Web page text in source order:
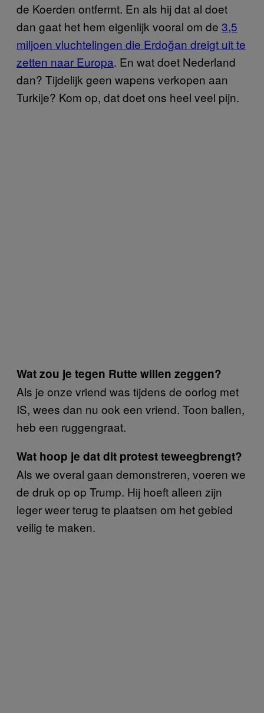
de Koerden ontfermt. En als hij dat al doet
dan gaat het hem eigenlijk vooral om de 3,5
miljoen vluchtelingen die Erdoğan dreigt uit te
zetten naar Europa. En wat doet Nederland
dan? Tijdelijk geen wapens verkopen aan
Turkije? Kom op, dat doet ons heel veel pijn.
Wat zou je tegen Rutte willen zeggen?
Als je onze vriend was tijdens de oorlog met
IS, wees dan nu ook een vriend. Toon ballen,
heb een ruggengraat.
Wat hoop je dat dit protest teweegbrengt?
Als we overal gaan demonstreren, voeren we
de druk op op Trump. Hij hoeft alleen zijn
leger weer terug te plaatsen om het gebied
veilig te maken.